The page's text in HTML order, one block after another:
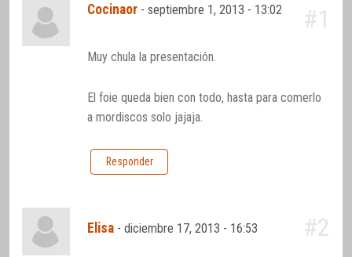
Cocinaor -septiembre 1, 2013 - 13:02 #1
Muy chula la presentación.
El foie queda bien con todo, hasta para comerlo
a mordiscos solo jajaja.
Responder
Elisa -diciembre 17, 2013 - 16:53 #2